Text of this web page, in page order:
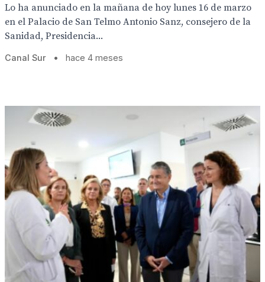
Lo ha anunciado en la mañana de hoy lunes 16 de marzo
en el Palacio de San Telmo Antonio Sanz, consejero de la
Sanidad, Presidencia...
Canal Sur • hace 4 meses